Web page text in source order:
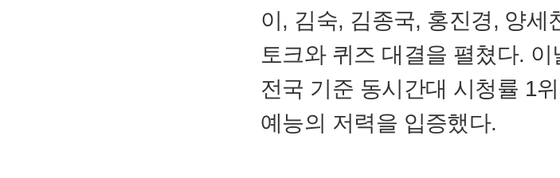
이, 김숙, 김종국, 홍진경, 양세
토크와 퀴즈 대결을 펼쳤다. 이
전국 기준 동시간대 시청률 1
예능의 저력을 입증했다.